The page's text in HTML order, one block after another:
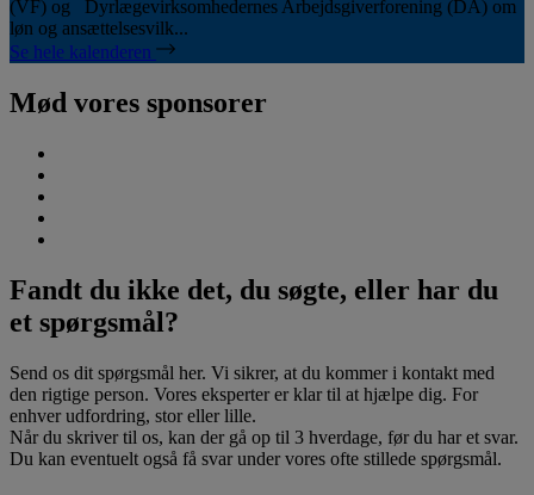
(VF) og Dyrlægevirksomhedernes Arbejdsgiverforening (DA) om
løn og ansættelsesvilk...
Se hele kalenderen
Mød vores sponsorer
Fandt du ikke det, du søgte, eller har du
et spørgsmål?
Send os dit spørgsmål her. Vi sikrer, at du kommer i kontakt med
den rigtige person. Vores eksperter er klar til at hjælpe dig. For
enhver udfordring, stor eller lille.
Når du skriver til os, kan der gå op til 3 hverdage, før du har et svar.
Du kan eventuelt også få svar under vores ofte stillede spørgsmål.